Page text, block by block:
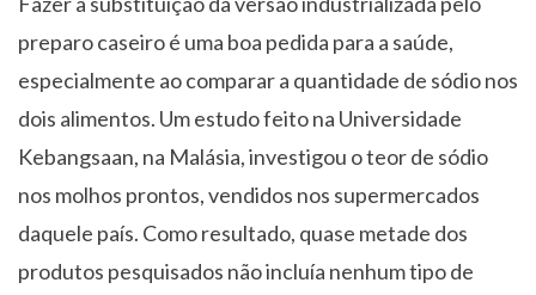
preparo caseiro é uma boa pedida para a saúde,
especialmente ao comparar a quantidade de sódio nos
dois alimentos. Um estudo feito na Universidade
Kebangsaan, na Malásia, investigou o teor de sódio
nos molhos prontos, vendidos nos supermercados
daquele país. Como resultado, quase metade dos
produtos pesquisados não incluía nenhum tipo de